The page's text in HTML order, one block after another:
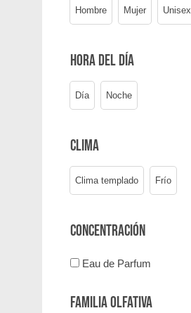
Hombre Mujer Unisex
Hora del día
Día Noche
Clima
Clima templado Frío
Concentración
Eau de Parfum
Familia olfativa